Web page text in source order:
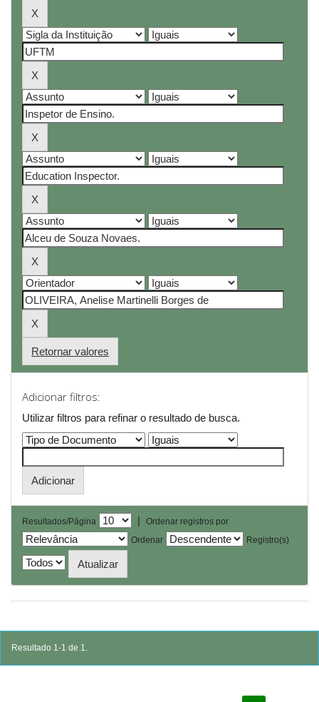
Retornar valores
Adicionar filtros:
Utilizar filtros para refinar o resultado de busca.
Resultados/Página |
Ordenar registros por
Ordenar
Registro(s)
Resultado 1-1 de 1.